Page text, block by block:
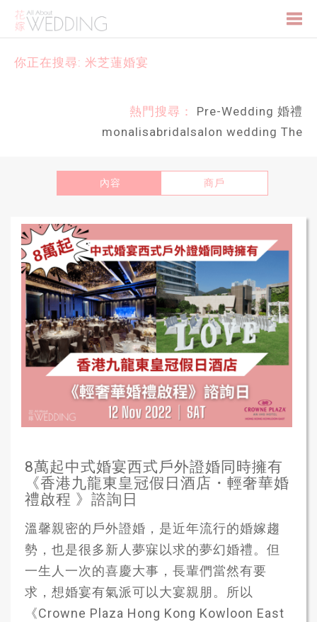
你正在搜尋: 米芝蓮婚宴
熱門搜尋： Pre-Wedding 婚禮
monalisabridalsalon wedding The
內容 商戶
8萬起中式婚宴西式戶外證婚同時擁有
《香港九龍東皇冠假日酒店・輕奢華婚
禮啟程 》諮詢日
溫馨親密的戶外證婚，是近年流行的婚嫁趨
勢，也是很多新人夢寐以求的夢幻婚禮。但
一生人一次的喜慶大事，長輩們當然有要
求，想婚宴有氣派可以大宴親朋。所以
《Crowne Plaza Hong Kong Kowloon East